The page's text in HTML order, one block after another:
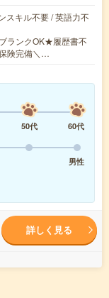
スキル不要 / 英語力不
ランクOK★履歴書不
険完備＼…
50代
60代
男性
詳しく見る